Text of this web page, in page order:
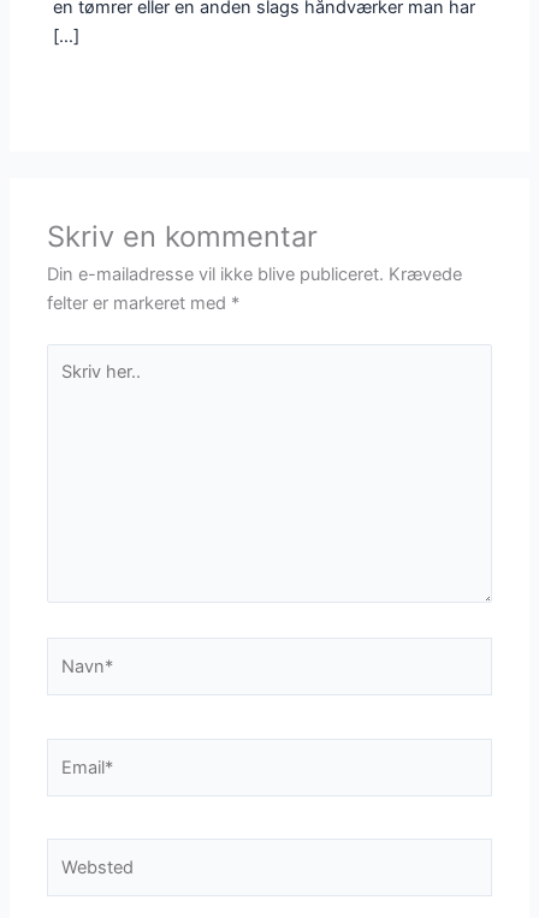
en tømrer eller en anden slags håndværker man har
[…]
Skriv en kommentar
Din e-mailadresse vil ikke blive publiceret. Krævede
felter er markeret med *